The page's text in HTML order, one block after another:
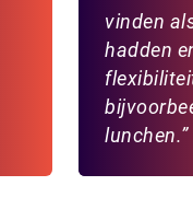
vinden
hadden
lunchen.